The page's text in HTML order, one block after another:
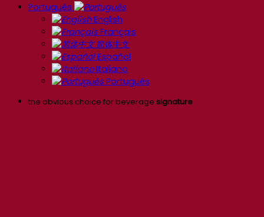
Português
English
Français
简体中文
Español
Italiano
Português
the obvious choice for beverage signature